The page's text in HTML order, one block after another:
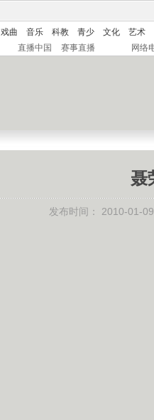
戏曲 音乐 科教 青少 文化
艺术
直播中国 赛事直播 网络
聂
发布时间： 2010-01-